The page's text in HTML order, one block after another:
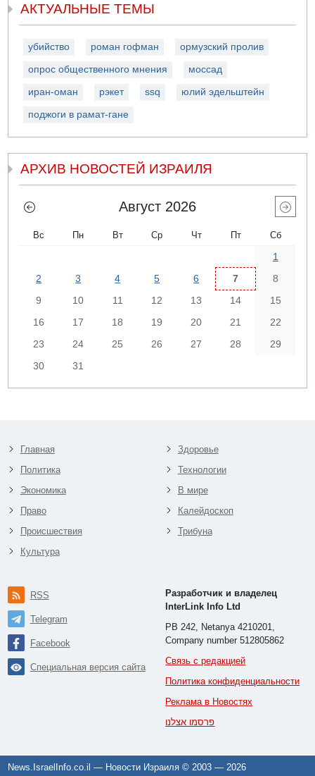
АКТУАЛЬНЫЕ ТЕМЫ
убийство роман гофман ормузский пролив
опрос общественного мнения моссад
иран-оман рэкет ssq юлий эдельштейн
поджоги в рамат-гане
АРХИВ НОВОСТЕЙ ИЗРАИЛЯ
Август 2026
Вс Пн Вт Ср Чт Пт Сб
1
2
3 4 5 6 7
8
9
10 11 12 13 14
15
16
17 18 19 20 21
22
23
24 25 26 27 28
29
30
31
Главная
Политика
Экономика
Право
Происшествия
Культура
Здоровье
Технологии
В мире
Калейдоскоп
Трибуна
RSS
Telegram
Facebook
Специальная версия сайта
Разработчик и владелец
InterLink Info Ltd
PB 242, Netanya 4210201,
Company number 512805862
Связь с редакцией
Политика конфиденциальности
Реклама в Новостях
פרסמו אצלנו
News.IsraelInfo.co.il — Новости Израиля © 2003 —2026